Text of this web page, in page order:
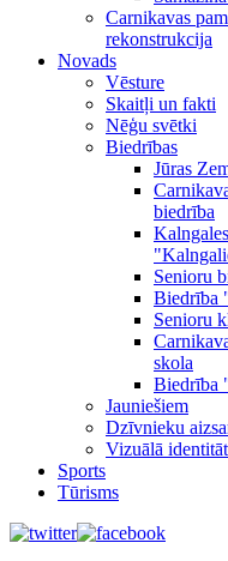
Carnikavas
rekonstrukcija
Novads
Vēsture
Skaitļi un fakti
Nēģu svētki
Biedrības
Jūras
biedrība
Senioru
Biedrība
Senioru
skola
Biedrība
Jauniešiem
Dzīvnieku
Vizuālā
Sports
Tūrisms